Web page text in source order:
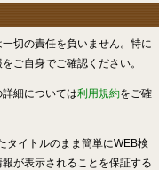
切の責任を負いません。特に
ご自身でご確認ください。
細については利用規約をご確
タイトルのまま簡単にWEB検
が表示されることを保証する